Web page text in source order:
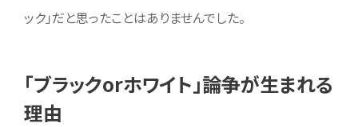
ック」だと思ったことはありませんでした。
「ブラックorホワイト」論争が生まれる
理由